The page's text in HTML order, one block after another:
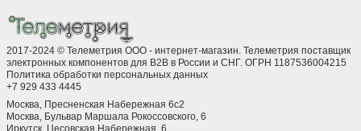
2017-2024 © Телеметрия ООО - интернет-магазин. Телеметрия поставщик
электронных компонентов для B2B в России и СНГ. ОГРН 1187536004215
Политика обработки персональных данных
+7 929 433 4445
Москва, Пресненская Набережная 6с2
Москва, ​Бульвар Маршала Рокоссовского, 6
Иркутск, ​Цесовская Набережная, 6